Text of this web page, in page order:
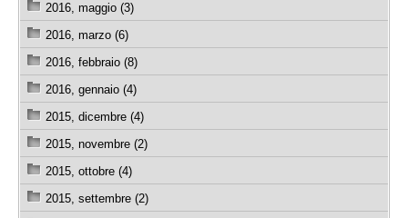
2016, maggio (3)
2016, marzo (6)
2016, febbraio (8)
2016, gennaio (4)
2015, dicembre (4)
2015, novembre (2)
2015, ottobre (4)
2015, settembre (2)